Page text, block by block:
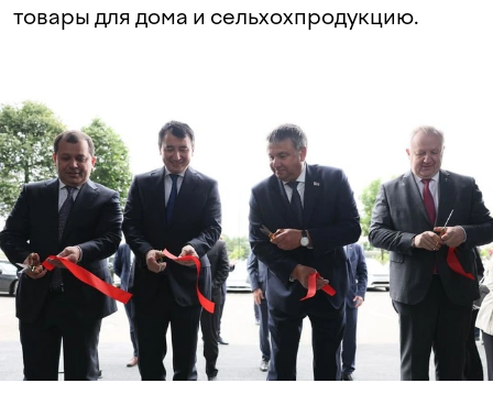
товары для дома и сельхохпродукцию.